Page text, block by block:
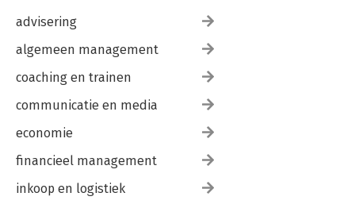
advisering
algemeen management
coaching en trainen
communicatie en media
economie
financieel management
inkoop en logistiek